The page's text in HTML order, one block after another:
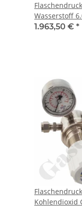
Wasserstoff
bar regelbar -
1.963,50 € *
Kohlendioxid